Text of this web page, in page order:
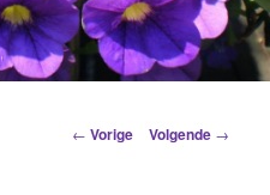
Berichtnavigatie
← Vorige Volgende →